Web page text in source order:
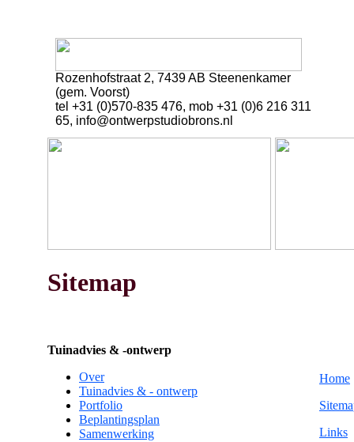
Rozenhofstraat 2, 7439 AB Steenenkamer
(gem. Voorst)
tel +31 (0)570-835 476, mob +31 (0)6 216 311
65, info@ontwerpstudiobrons.nl
Sitemap
Tuinadvies & -ontwerp
Over
Tuinadvies & - ontwerp
Portfolio
Beplantingsplan
Samenwerking
Home
Links